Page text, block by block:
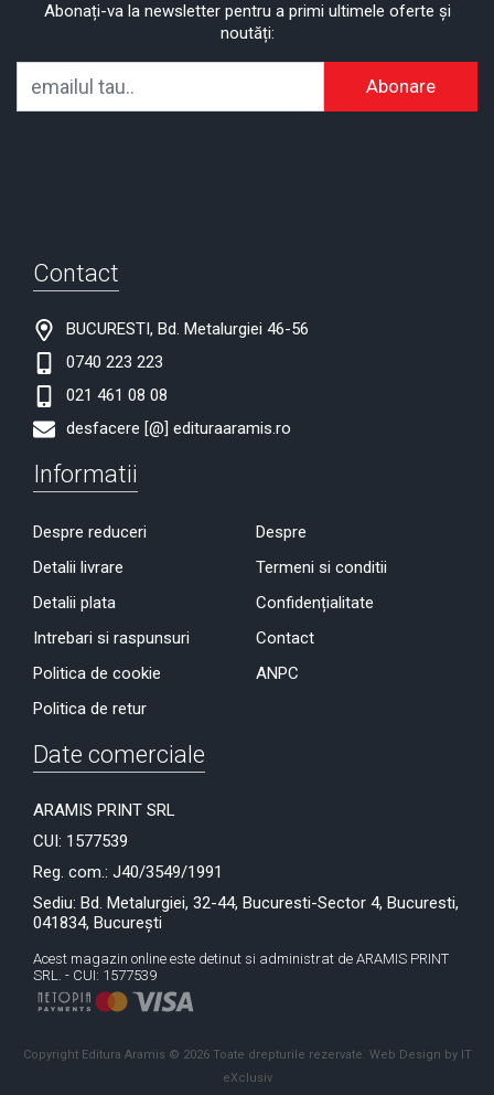
Abonați-va la newsletter pentru a primi ultimele oferte și
noutăți:
Abonare
Contact
BUCURESTI, Bd. Metalurgiei 46-56
0740 223 223
021 461 08 08
desfacere [@] edituraaramis.ro
Informatii
Despre reduceri
Detalii livrare
Detalii plata
Intrebari si raspunsuri
Politica de cookie
Politica de retur
Despre
Termeni si conditii
Confidențialitate
Contact
ANPC
Date comerciale
ARAMIS PRINT SRL
CUI: 1577539
Reg. com.: J40/3549/1991
Sediu: Bd. Metalurgiei, 32-44, Bucuresti-Sector 4, Bucuresti,
041834, București
Acest magazin online este detinut si administrat de ARAMIS PRINT
SRL. - CUI: 1577539
Copyright Editura Aramis © 2026 Toate drepturile rezervate. Web Design by IT
eXclusiv